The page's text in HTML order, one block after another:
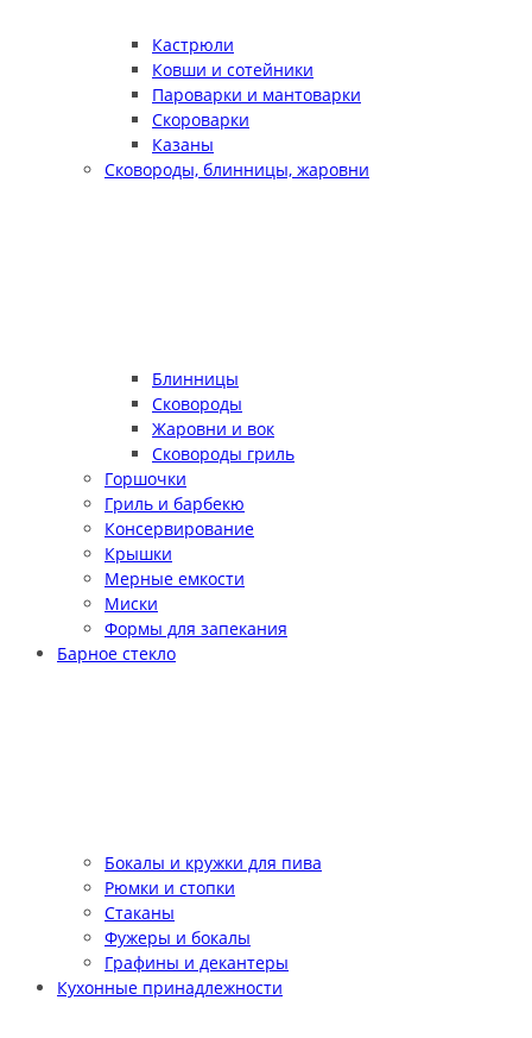
Кастрюли
Ковши и сотейники
Пароварки и мантоварки
Скороварки
Казаны
Сковороды, блинницы, жаровни
Блинницы
Сковороды
Жаровни и вок
Сковороды гриль
Горшочки
Гриль и барбекю
Консервирование
Крышки
Мерные емкости
Миски
Формы для запекания
Барное стекло
Бокалы и кружки для пива
Рюмки и стопки
Стаканы
Фужеры и бокалы
Графины и декантеры
Кухонные принадлежности